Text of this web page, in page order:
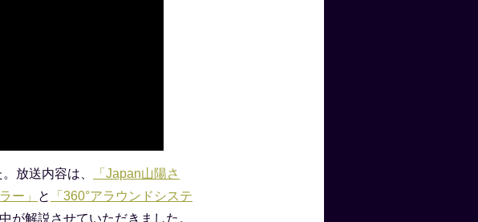
放送内容は、
「Japan山陽さ
ー」 と
「360°アラウンドシステ
が解説させていただきました。